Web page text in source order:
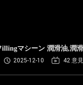
illingマシーン 潤滑油,潤
2025-12-10 42 意見